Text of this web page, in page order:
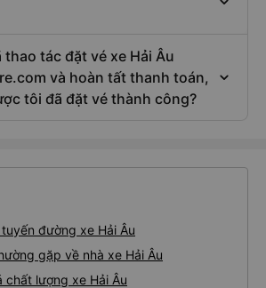
thao tác đặt vé xe Hải Âu
và hoàn tất thanh toán,
tôi đã đặt vé thành công?
đường xe Hải Âu
gặp về nhà xe Hải Âu
chất lượng xe Hải Âu